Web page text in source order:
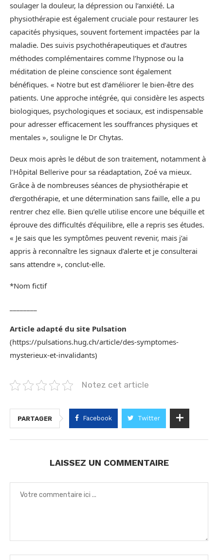
soulager la douleur, la dépression ou l’anxiété. La
physiothérapie est également cruciale pour restaurer les
capacités physiques, souvent fortement impactées par la
maladie. Des suivis psychothérapeutiques et d’autres
méthodes complémentaires comme l’hypnose ou la
méditation de pleine conscience sont également
bénéfiques. « Notre but est d’améliorer le bien-être des
patients. Une approche intégrée, qui considère les aspects
biologiques, psychologiques et sociaux, est indispensable
pour adresser efficacement les souffrances physiques et
mentales », souligne le Dr Chytas.
Deux mois après le début de son traitement, notamment à
l’Hôpital Bellerive pour sa réadaptation, Zoé va mieux.
Grâce à de nombreuses séances de physiothérapie et
d’ergothérapie, et une détermination sans faille, elle a pu
rentrer chez elle. Bien qu’elle utilise encore une béquille et
éprouve des difficultés d’équilibre, elle a repris ses études.
« Je sais que les symptômes peuvent revenir, mais j’ai
appris à reconnaître les signaux d’alerte et je consulterai
sans attendre », conclut-elle.
*Nom fictif
Article adapté du site Pulsation
(https://pulsations.hug.ch/article/des-symptomes-
mysterieux-et-invalidants)
Notez cet article
PARTAGER Facebook Twitter
LAISSEZ UN COMMENTAIRE